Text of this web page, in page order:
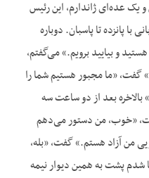
یک عده‌ای ژاندارم، این رئیس
با پانزده تا پاسبان. دوباره
و بیایید برویم.» می‌گفتم،
گفت، «ما مجبور هستیم شما را
بعد از دو ساعت سه
«خوب، من دستور می‌دهم
من آزاد هستم.» گفت، «بله،
شدم پشت به همین دیوار نیمه